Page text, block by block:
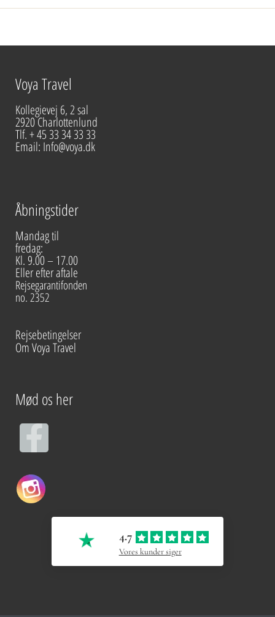
Voya Travel
Kollegievej 6, 2 sal
2920 Charlottenlund
Tlf. + 45 33 34 33 33
Email: Info@voya.dk
Åbningstider
Mandag til
fredag:
Kl. 9.00 – 17.00
Eller efter aftale
Rejsegarantifonden
no. 2352
Rejsebetingelser
Om Voya Travel
Mød os her
F
a
c
o
4.7
Vores kunder siger